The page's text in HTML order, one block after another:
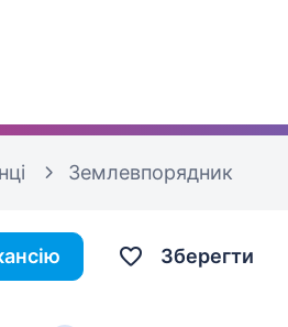
Землевпорядник
Зберегти